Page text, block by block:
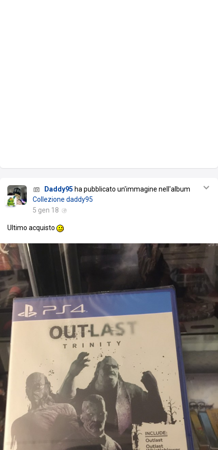
Daddy95 ha pubblicato un'immagine nell'album
Collezione daddy95
5 gen 18
Ultimo acquisto